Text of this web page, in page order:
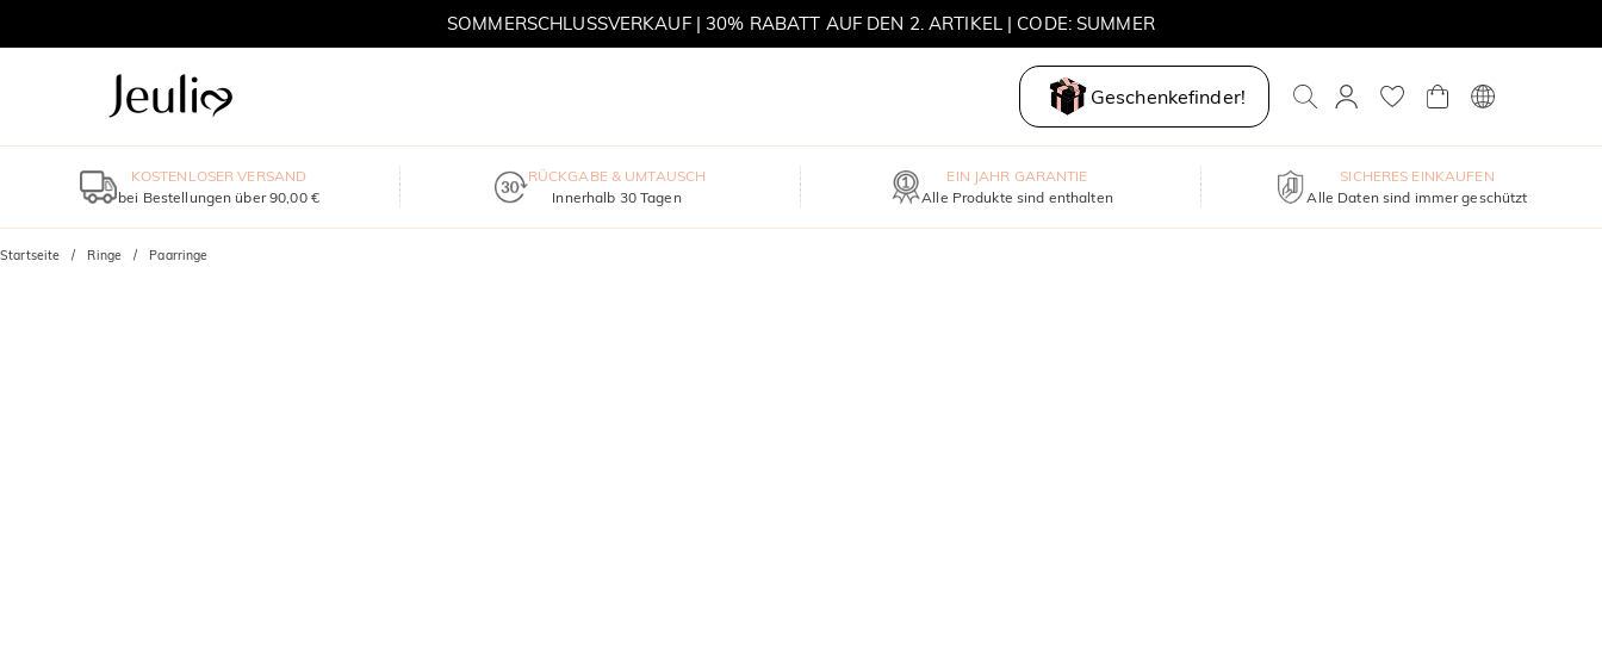
SOMMERSCHLUSSVERKAUF | 30% RABATT AUF DEN 2. ARTIKEL | CODE: SUMMER
Geschenkefinder!
KOSTENLOSER VERSAND
bei Bestellungen über 90,00 €
RÜCKGABE & UMTAUSCH
Innerhalb 30 Tagen
EIN JAHR GARANTIE
Alle Produkte sind enthalten
SICHERES EINKAUFEN
Alle Daten sind immer geschützt
Startseite Ringe Paarringe